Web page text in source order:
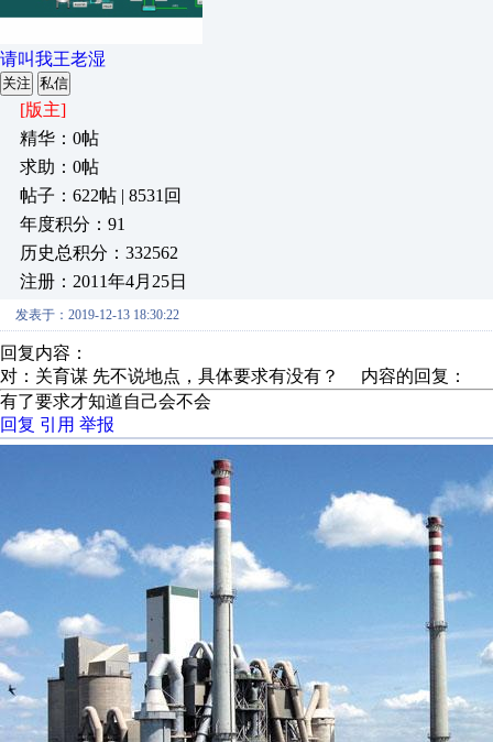
请叫我王老湿
关注 私信
[版主]
精华：0帖
求助：0帖
帖子：622帖 | 8531回
年度积分：91
历史总积分：332562
注册：2011年4月25日
发表于：2019-12-13 18:30:22
回复内容：
对：关育谋 先不说地点，具体要求有没有？ 内容的回复：
有了要求才知道自己会不会
回复 引用 举报